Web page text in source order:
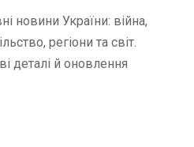
новини України: війна,
регіони та світ.
деталі й оновлення